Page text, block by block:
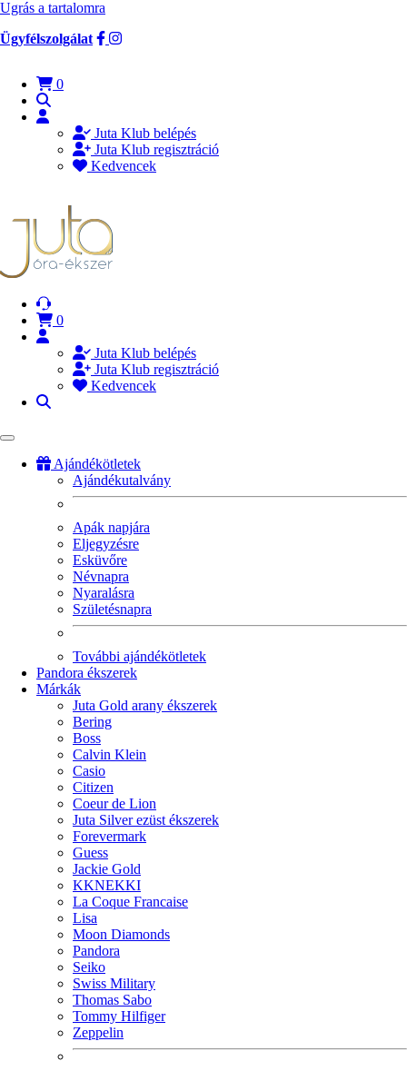
Ugrás a tartalomra
Ügyfélszolgálat
0
Juta Klub belépés
Juta Klub regisztráció
Kedvencek
0
Juta Klub belépés
Juta Klub regisztráció
Kedvencek
Ajándékötletek
Ajándékutalvány
Apák napjára
Eljegyzésre
Esküvőre
Névnapra
Nyaralásra
Születésnapra
További ajándékötletek
Pandora ékszerek
Márkák
Juta Gold arany ékszerek
Bering
Boss
Calvin Klein
Casio
Citizen
Coeur de Lion
Juta Silver ezüst ékszerek
Forevermark
Guess
Jackie Gold
KKNEKKI
La Coque Francaise
Lisa
Moon Diamonds
Pandora
Seiko
Swiss Military
Thomas Sabo
Tommy Hilfiger
Zeppelin